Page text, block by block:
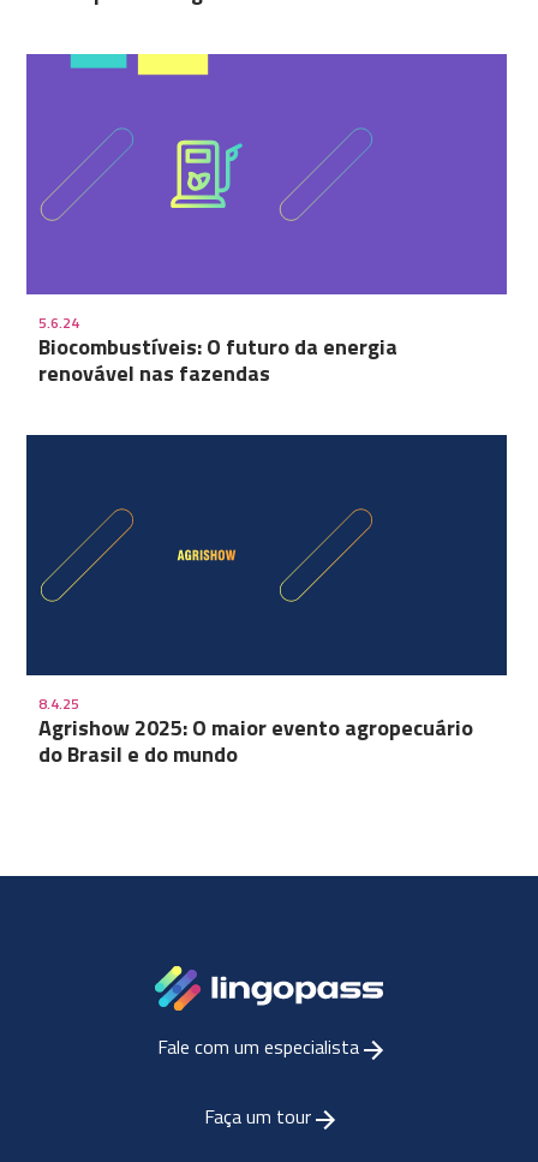
5.6.24
Biocombustíveis: O futuro da energia
renovável nas fazendas
8.4.25
Agrishow 2025: O maior evento agropecuário
do Brasil e do mundo
Fale com um especialista
Faça um tour